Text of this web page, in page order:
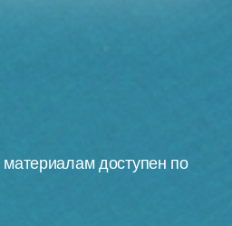
доступен по